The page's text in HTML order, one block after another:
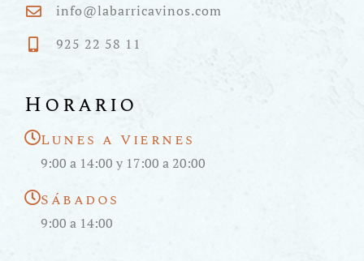
info@labarricavinos.com
925 22 58 11
Horario
Lunes a Viernes
9:00 a 14:00 y 17:00 a 20:00
Sábados
9:00 a 14:00